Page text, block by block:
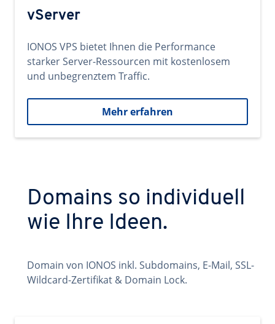
vServer
IONOS VPS bietet Ihnen die Performance
starker Server-Ressourcen mit kostenlosem
und unbegrenztem Traffic.
Mehr erfahren
Domains so individuell
wie Ihre Ideen.
Domain von IONOS inkl. Subdomains, E-Mail, SSL-
Wildcard-Zertifikat & Domain Lock.